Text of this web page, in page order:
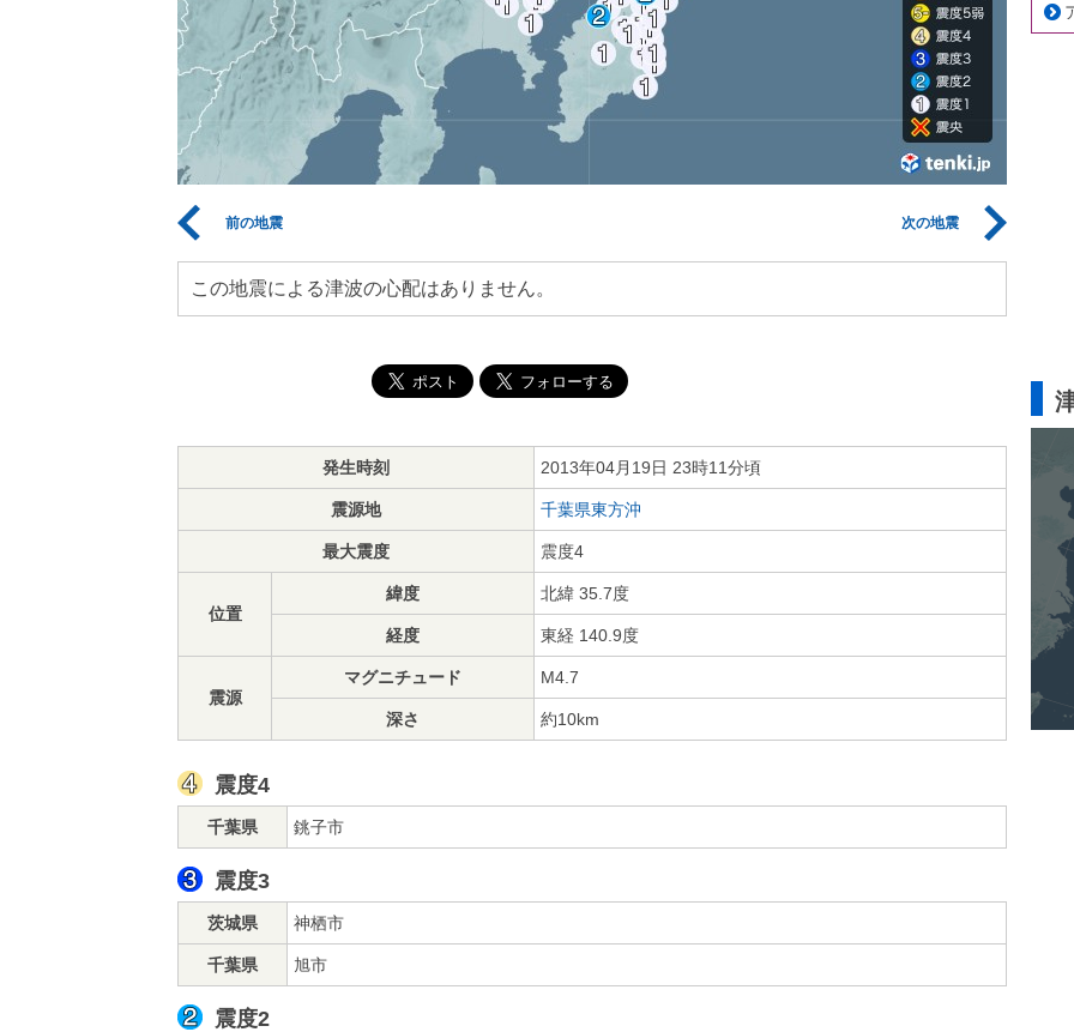
前の地震 次の地震
この地震による津波の心配はありません。
発生時刻 2013年04月19日 23時11分頃
震源地 千葉県東方沖
最大震度 震度4
位置
緯度 北緯 35.7度
経度 東経 140.9度
震源
マグニチュード M4.7
深さ 約10km
震度4
千葉県 銚子市
震度3
茨城県 神栖市
千葉県 旭市
震度2